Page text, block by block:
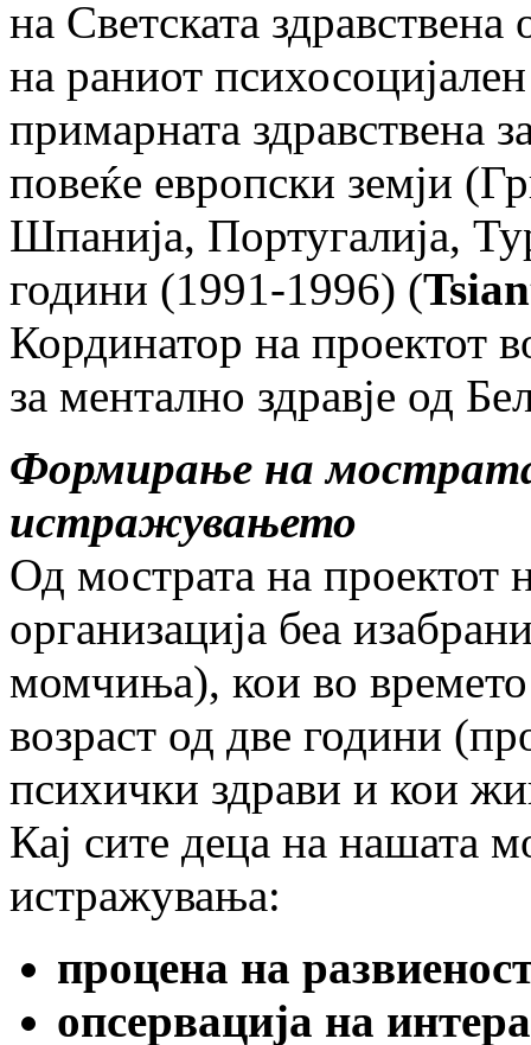
на Светската
на раниот
примарната здравствена
повеќе европски земји
Шпанија, Португалија,
години (1991-1996) (
Кординатор на проектот
за ментално здравје од
Формирање на
истражувањето
Од мострата на проектот
организација беа
момчиња), кои во
возраст од две години
психички здрави и кои
Кај сите деца на нашата
истражувања:
процена на
опсервација на